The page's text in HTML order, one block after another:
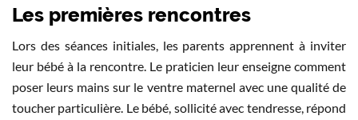
Les premières rencontres
Lors des séances initiales, les parents apprennent à inviter
leur bébé à la rencontre. Le praticien leur enseigne comment
poser leurs mains sur le ventre maternel avec une qualité de
toucher particulière. Le bébé, sollicité avec tendresse, répond